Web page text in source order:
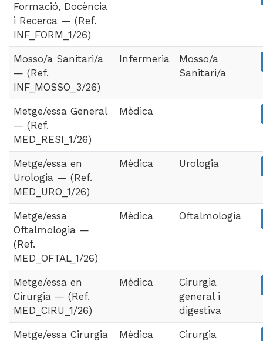
Formació, Docència
i Recerca — (Ref.
INF_FORM_1/26)
Mosso/a Sanitari/a
— (Ref.
INF_MOSSO_3/26)
Infermeria
Mosso/a
Sanitari/a
Metge/essa General
— (Ref.
MED_RESI_1/26)
Mèdica
Metge/essa en
Urologia — (Ref.
MED_URO_1/26)
Mèdica Urologia
Metge/essa
Oftalmologia —
(Ref.
MED_OFTAL_1/26)
Mèdica Oftalmologia
Metge/essa en
Cirurgia — (Ref.
MED_CIRU_1/26)
Mèdica
Cirurgia
general i
digestiva
Metge/essa Cirurgia
Mèdica
Cirurgia